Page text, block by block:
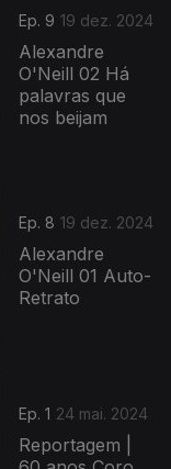
Ep. 9 19 dez. 2024
Alexandre
O'Neill 02 Há
palavras que
nos beijam
Ep. 8 19 dez. 2024
Alexandre
O'Neill 01 Auto-
Retrato
Ep. 1 24 mai. 2024
Reportagem |